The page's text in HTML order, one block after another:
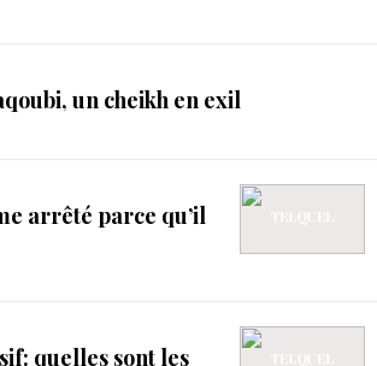
un cheikh en exil
arrêté parce qu’il
quelles sont les